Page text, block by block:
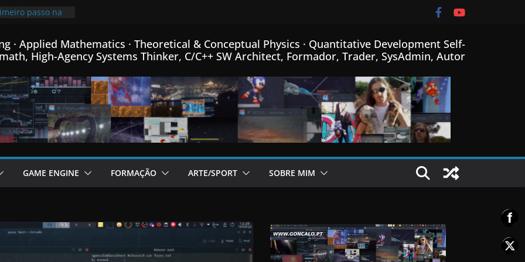
passo na
mais que o
de
meu Formato
C++…
fontes Bitmap,
e menus
de Fractais
Engine em
C++…
· Applied Mathematics · Theoretical & Conceptual Physics · Quantitative Development Self-
High-Agency Systems Thinker, C/C++ SW Architect, Formador, Trader, SysAdmin, Autor
GAME ENGINE FORMAÇÃO ARTE/SPORT SOBRE MIM